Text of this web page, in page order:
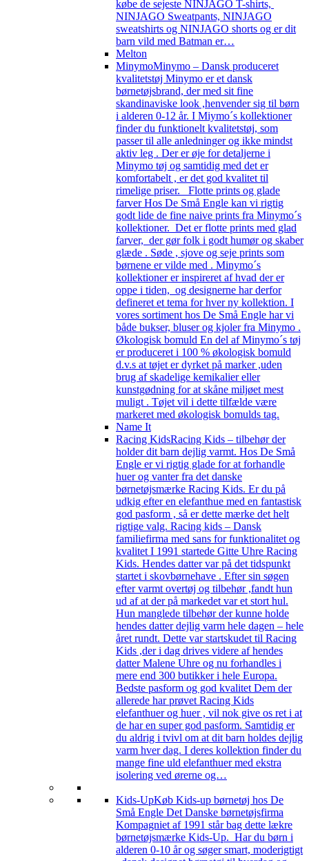
købe de sejeste NINJAGO T-shirts,
NINJAGO Sweatpants, NINJAGO
sweatshirts og NINJAGO shorts og er dit
barn vild med Batman er…
Melton
MinymoMinymo – Dansk produceret
kvalitetstøj Minymo er et dansk
børnetøjsbrand, der med sit fine
skandinaviske look ,henvender sig til børn
i alderen 0-12 år. I Miymo´s kollektioner
finder du funktionelt kvalitetstøj, som
passer til alle anledninger og ikke mindst
aktiv leg . Der er øje for detaljerne i
Minymo tøj og samtidig med det er
komfortabelt , er det god kvalitet til
rimelige priser. Flotte prints og glade
farver Hos De Små Engle kan vi rigtig
godt lide de fine naive prints fra Minymo´s
kollektioner. Det er flotte prints med glad
farver, der gør folk i godt humør og skaber
glæde . Søde , sjove og seje prints som
børnene er vilde med . Minymo´s
kollektioner er inspireret af hvad der er
oppe i tiden, og designerne har derfor
defineret et tema for hver ny kollektion. I
vores sortiment hos De Små Engle har vi
både bukser, bluser og kjoler fra Minymo .
Økologisk bomuld En del af Minymo´s tøj
er produceret i 100 % økologisk bomuld
d.v.s at tøjet er dyrket på marker ,uden
brug af skadelige kemikalier eller
kunstgødning for at skåne miljøet mest
muligt . Tøjet vil i dette tilfælde være
markeret med økologisk bomulds tag.
Name It
Racing KidsRacing Kids – tilbehør der
holder dit barn dejlig varmt. Hos De Små
Engle er vi rigtig glade for at forhandle
huer og vanter fra det danske
børnetøjsmærke Racing Kids. Er du på
udkig efter en elefanthue med en fantastisk
god pasform , så er dette mærke det helt
rigtige valg. Racing kids – Dansk
familiefirma med sans for funktionalitet og
kvalitet I 1991 startede Gitte Uhre Racing
Kids. Hendes datter var på det tidspunkt
startet i skovbørnehave . Efter sin søgen
efter varmt overtøj og tilbehør ,fandt hun
ud af at der på markedet var et stort hul.
Hun manglede tilbehør der kunne holde
hendes datter dejlig varm hele dagen – hele
året rundt. Dette var startskudet til Racing
Kids ,der i dag drives videre af hendes
datter Malene Uhre og nu forhandles i
mere end 300 butikker i hele Europa.
Bedste pasform og god kvalitet Dem der
allerede har prøvet Racing Kids
elefanthuer og huer , vil nok give os ret i at
de har en super god pasform. Samtidig er
du aldrig i tvivl om at dit barn holdes dejlig
varm hver dag. I deres kollektion finder du
mange fine uld elefanthuer med ekstra
isolering ved ørerne og…
Kids-UpKøb Kids-up børnetøj hos De
Små Engle Det Danske børnetøjsfirma
Kompagniet af 1991 står bag dette lækre
børnetøjsmærke Kids-Up. Har du børn i
alderen 0-10 år og søger smart, moderigtigt